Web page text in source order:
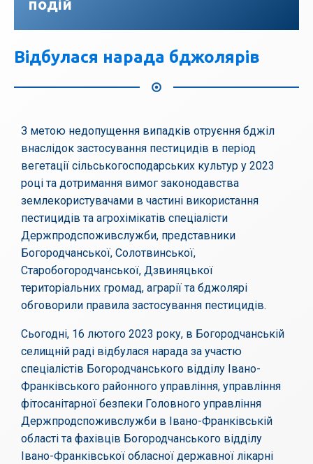
подій
Відбулася нарада бджолярів
З метою недопущення випадків отруєння бджіл
внаслідок застосування пестицидів в період
вегетації сільськогосподарських культур у 2023
році та дотримання вимог законодавства
землекористувачами в частині використання
пестицидів та агрохімікатів спеціалісти
Держпродспоживслужби, представники
Богородчанської, Солотвинської,
Старобогородчанської, Дзвиняцької
територіальних громад, аграрії та бджолярі
обговорили правила застосування пестицидів.
Сьогодні, 16 лютого 2023 року, в Богородчанській
селищній раді відбулася нарада за участю
спеціалістів Богородчанського відділу Івано-
Франківського районного управління, управління
фітосанітарної безпеки Головного управління
Держпродспоживслужби в Івано-Франківській
області та фахівців Богородчанського відділу
Івано-Франківської обласної державної лікарні